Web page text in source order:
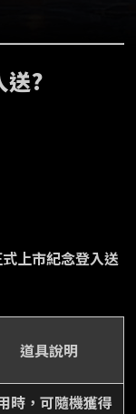
送?
上市紀念登入送
道具說明
時，可隨機獲得